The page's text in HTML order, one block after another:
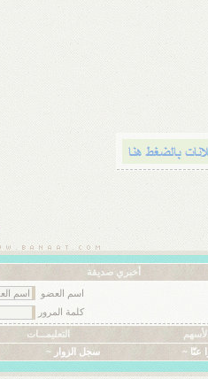
أخبري صديقة
اسم العضو
كلمة المرور
التعليمـــات
عنّا ~ سجل الزوار ~